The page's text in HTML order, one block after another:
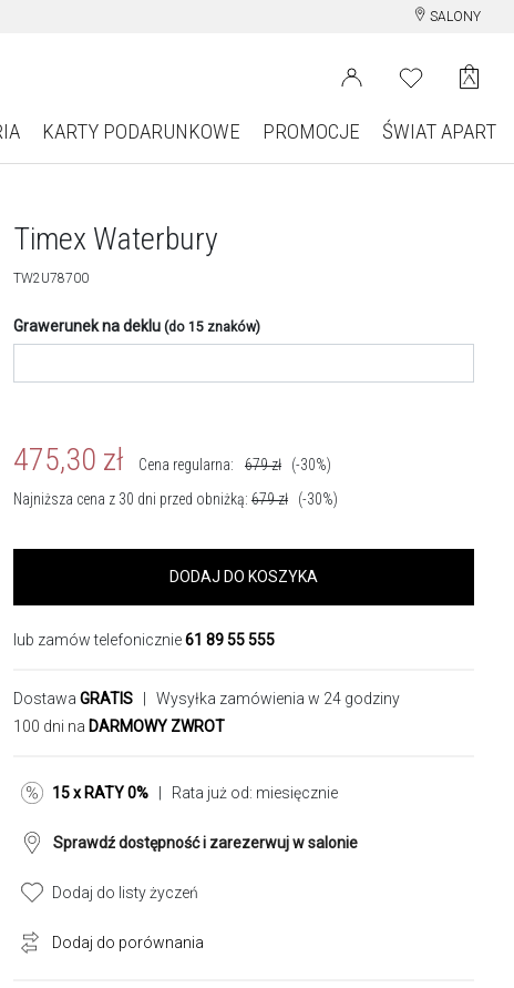
SALONY
KARTY PODARUNKOWE PROMOCJE ŚWIAT APART
Timex Waterbury
TW2U78700
Grawerunek na deklu (do 15 znaków)
475,30 zł Cena regularna: 679zł
(-30%)
Najniższa cena z 30 dni przed obniżką: 679zł (-30%)
DODAJ DO KOSZYKA
lub zamów telefonicznie61 89 55 555
Dostawa GRATIS | Wysyłka zamówienia w 24 godziny
100 dni na DARMOWY ZWROT
15 x RATY 0% | Rata już od: miesięcznie
Sprawdź dostępność i zarezerwuj w salonie
Dodaj do listy życzeń
Dodaj do porównania